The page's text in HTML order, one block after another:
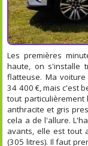
Les premières
haute, on s'installe
flatteuse. Ma
34 400 €, mais c'est
tout particulièrement
anthracite et gris
cela a de l'allure.
avants, elle est tout
(305 litres). Il faut